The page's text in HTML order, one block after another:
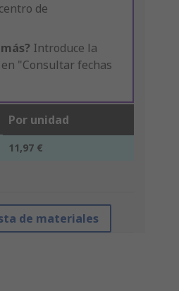
de
Introduce la
"Consultar fechas
Por unidad
11,97 €
de materiales